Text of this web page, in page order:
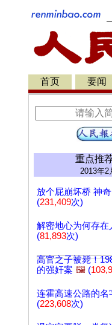
首页 要闻
重点推
2013年2
放个屁崩坏桥 神
(231,409次)
解密地心为何存在
(81,893次)
高官之子被毙！
的强奸案 🖼️ (
连霍高速公路的名
(223,608次)